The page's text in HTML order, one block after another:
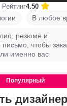
Рейтинг4.50
В любое
резюме и
чтобы
именно вас
Выгодный
Популярный